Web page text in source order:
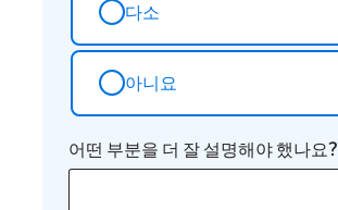
다소
아니요
어떤 부분을 더 잘 설명해야 했나요?